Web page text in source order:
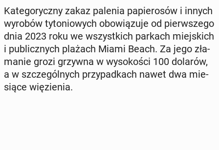
Ka­te­go­rycz­ny zakaz palenia pa­pie­ro­sów i innych
wyrobów ty­to­nio­wych obo­wią­zu­je od pierw­sze­go
dnia 2023 roku we wszyst­kich parkach miej­skich
i pu­blicz­nych plażach Miami Beach. Za jego zła­
ma­nie grozi grzywna w wy­so­ko­ści 100 dolarów,
a w szcze­gól­nych przy­pad­kach nawet dwa mie­
sią­ce wię­zie­nia.